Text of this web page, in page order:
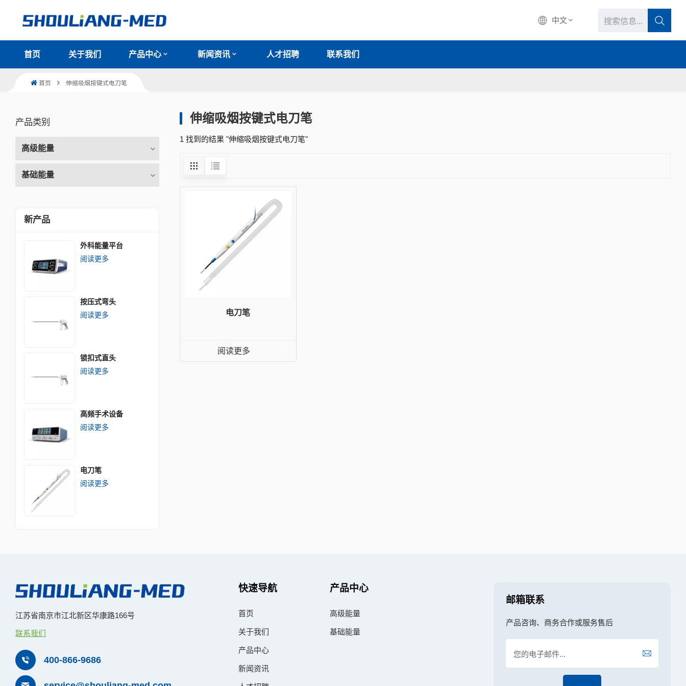
中文
中文
首页 关于我们 产品中心 新闻资讯 人才招聘 联系我们
首页 伸缩吸烟按键式电刀笔
产品类别
高级能量
基础能量
新产品
外科能量平台
阅读更多
按压式弯头
阅读更多
锁扣式直头
阅读更多
高频手术设备
阅读更多
电刀笔
阅读更多
伸缩吸烟按键式电刀笔
1 找到的结果 "伸缩吸烟按键式电刀笔"
电刀笔
阅读更多
江苏省南京市江北新区华康路166号
联系我们
400-866-9686
快速导航
首页
关于我们
产品中心
新闻资讯
产品中心
高级能量
基础能量
邮箱联系
产品咨询、商务合作或服务售后